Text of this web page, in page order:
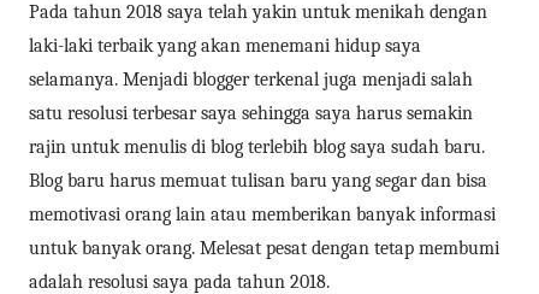
Pada tahun 2018 saya telah yakin untuk menikah dengan
laki-laki terbaik yang akan menemani hidup saya
selamanya. Menjadi blogger terkenal juga menjadi salah
satu resolusi terbesar saya sehingga saya harus semakin
rajin untuk menulis di blog terlebih blog saya sudah baru.
Blog baru harus memuat tulisan baru yang segar dan bisa
memotivasi orang lain atau memberikan banyak informasi
untuk banyak orang. Melesat pesat dengan tetap membumi
adalah resolusi saya pada tahun 2018.